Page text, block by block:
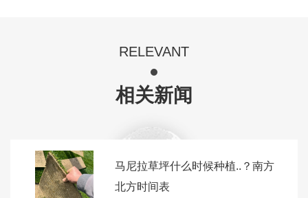
RELEVANT
相关新闻
马尼拉草坪什么时候种植..？南方
北方时间表